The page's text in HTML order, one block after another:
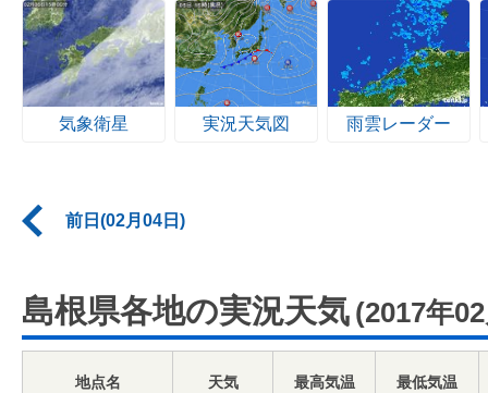
気象衛星 実況天気図 雨雲レーダー
前日(02月04日)
島根県各地の実況天気 (2017年
地点名 天気 最高気温 最低気温